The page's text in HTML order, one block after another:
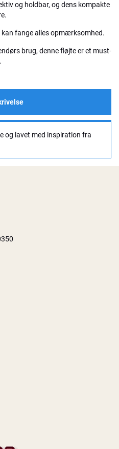
og holdbar, og dens kompakte
kan fange alles opmærksomhed.
brug, denne fløjte er et must-
og lavet med inspiration fra